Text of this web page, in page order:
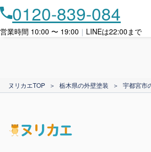
ローン利用
カード支払い
0120-839-084
営業時間 10:00 〜 19:00 ｜ LINEは22:00まで
ヌリカエTOP ＞ 栃木県の外壁塗装 ＞ 宇都宮市